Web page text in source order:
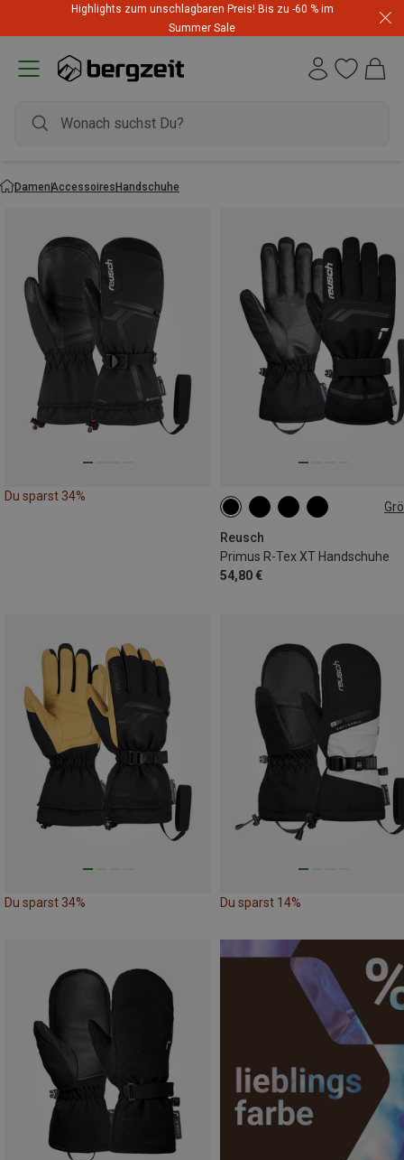
Highlights zum unschlagbaren Preis! Bis zu -60 % im
Summer Sale
DamenAccessoiresHandschuhe
Du sparst 34%
Reusch
Primus R-Tex XT Handschuhe
54,80 €
Du sparst 34% Du sparst 14%